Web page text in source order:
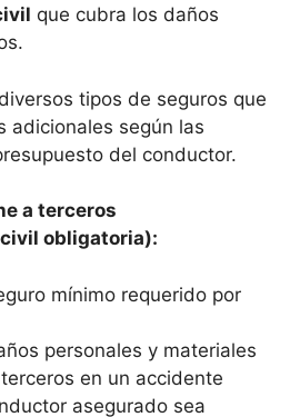
que cubra los daños
tipos de seguros que
adicionales según las
del conductor.
a terceros
obligatoria):
mínimo requerido por
personales y materiales
en un accidente
asegurado sea